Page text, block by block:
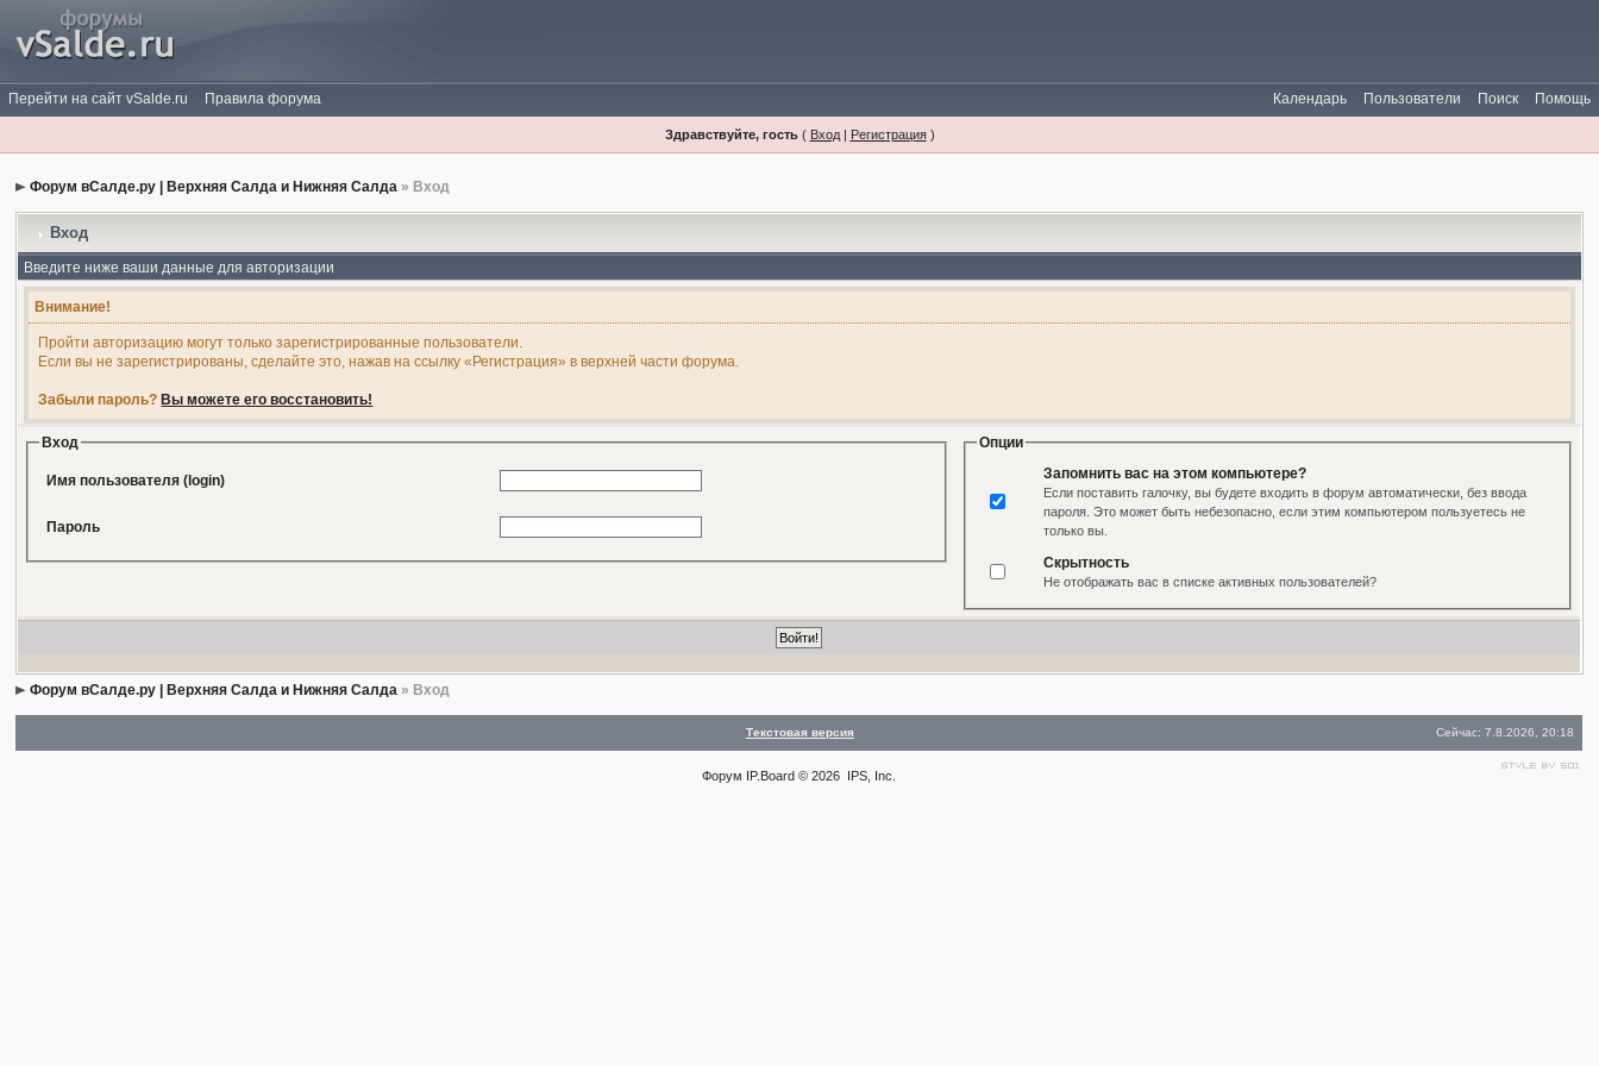
Перейти на сайт vSalde.ru Правила форума Помощь
Поиск
Пользователи
Календарь
Здравствуйте, гость( Вход| Регистрация)
Форум вСалде.ру | Верхняя Салда и Нижняя Салда » Вход
Вход
Введите ниже ваши данные для авторизации
Внимание!
Пройти авторизацию могут только зарегистрированные пользователи.
Если вы не зарегистрированы, сделайте это, нажав на ссылку «Регистрация» в верхней части форума.
Забыли пароль? Вы можете его восстановить!
Вход
Имя пользователя (login)
Пароль
Опции
Запомнить вас на этом компьютере?
Если поставить галочку, вы будете входить в форум автоматически, без ввода
пароля. Это может быть небезопасно, если этим компьютером пользуетесь не
только вы.
Скрытность
Не отображать вас в списке активных пользователей?
Форум вСалде.ру | Верхняя Салда и Нижняя Салда » Вход
Текстовая версия Сейчас: 7.8.2026, 20:18
Форум IP.Board © 2026 IPS, Inc